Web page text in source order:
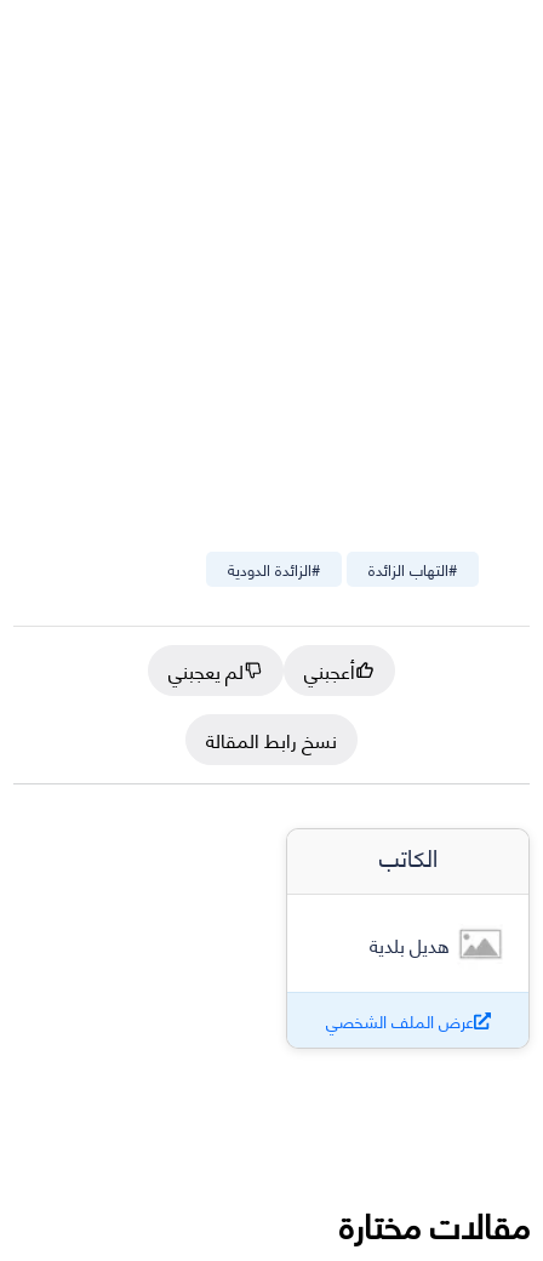
#الزائدة الدودية #التهاب الزائدة
أعجبني
لم يعجبني
نسخ رابط المقالة
الكاتب
هديل بلدية
عرض الملف الشخصي
مقالات مختارة